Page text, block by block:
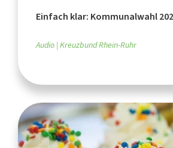
Einfach klar: Kommunalwahl
Audio Kreuzbund Rhein-Ruhr